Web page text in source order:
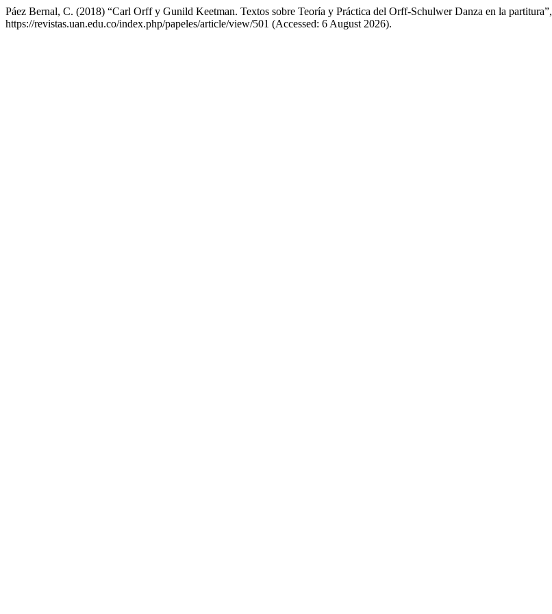
Páez Bernal, C. (2018) “Carl Orff y Gunild Keetman. Textos sobre Teoría y Práctica del Orff-Schulwer Danza en la partitura”,
https://revistas.uan.edu.co/index.php/papeles/article/view/501 (Accessed: 6 August 2026).